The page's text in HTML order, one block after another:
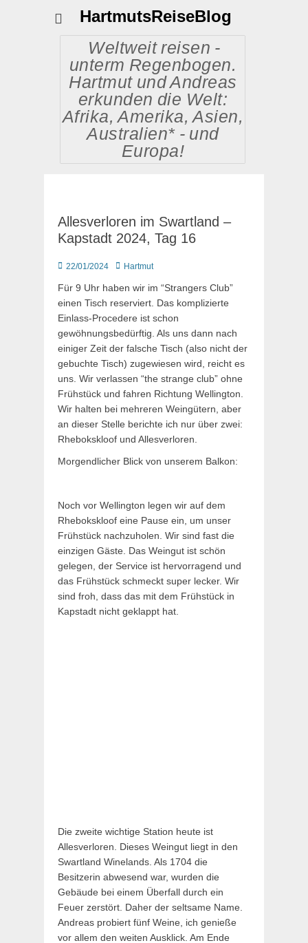
HartmutsReiseBlog
Weltweit reisen -
unterm Regenbogen.
Hartmut und Andreas
erkunden die Welt:
Afrika, Amerika, Asien,
Australien* - und
Europa!
Allesverloren im Swartland –
Kapstadt 2024, Tag 16
Posted
22/01/2024 AutorHartmut
Für 9 Uhr haben wir im “Strangers Club”
einen Tisch reserviert. Das komplizierte
Einlass-Procedere ist schon
gewöhnungsbedürftig. Als uns dann nach
einiger Zeit der falsche Tisch (also nicht der
gebuchte Tisch) zugewiesen wird, reicht es
uns. Wir verlassen “the strange club” ohne
Frühstück und fahren Richtung Wellington.
Wir halten bei mehreren Weingütern, aber
an dieser Stelle berichte ich nur über zwei:
Rhebokskloof und Allesverloren.
Morgendlicher Blick von unserem Balkon:
Noch vor Wellington legen wir auf dem
Rhebokskloof eine Pause ein, um unser
Frühstück nachzuholen. Wir sind fast die
einzigen Gäste. Das Weingut ist schön
gelegen, der Service ist hervorragend und
das Frühstück schmeckt super lecker. Wir
sind froh, dass das mit dem Frühstück in
Kapstadt nicht geklappt hat.
Die zweite wichtige Station heute ist
Allesverloren. Dieses Weingut liegt in den
Swartland Winelands. Als 1704 die
Besitzerin abwesend war, wurden die
Gebäude bei einem Überfall durch ein
Feuer zerstört. Daher der seltsame Name.
Andreas probiert fünf Weine, ich genieße
vor allem den weiten Ausklick. Am Ende